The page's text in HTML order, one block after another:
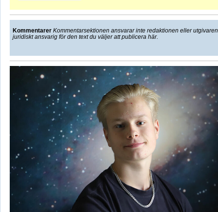
Kommentarer Kommentarsektionen ansvarar inte redaktionen eller
juridiskt ansvarig för den text du väljer att publicera här.